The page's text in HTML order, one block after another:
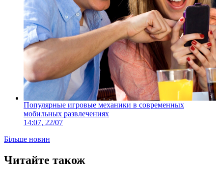
Популярные игровые механики в современных
мобильных развлечениях
14:07, 22/07
Більше новин
Читайте також